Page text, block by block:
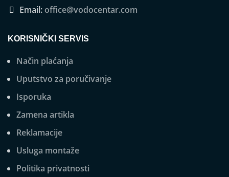
Email:office@vodocentar.com
KORISNIČKI SERVIS
Način plaćanja
Uputstvo za poručivanje
Isporuka
Zamena artikla
Reklamacije
Usluga montaže
Politika privatnosti